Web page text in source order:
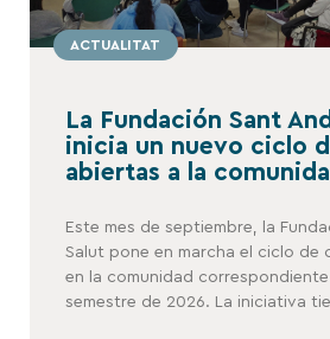
ACTUALITAT
La Fundación Sant
inicia un nuevo ciclo
abiertas a la
Este mes de septiembre, la
Salut pone en marcha el ciclo de
en la comunidad
semestre de 2026. La iniciativa